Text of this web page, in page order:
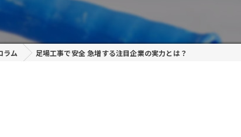
ラム 足場工事で安全 急増する注目企業の実力とは？